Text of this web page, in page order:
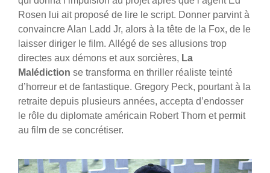
Rosen lui ait proposé de lire le script. Donner parvint à
convaincre Alan Ladd Jr, alors à la tête de la Fox, de le
laisser diriger le film. Allégé de ses allusions trop
directes aux démons et aux sorcières, La
Malédiction se transforma en thriller réaliste teinté
d’horreur et de fantastique. Gregory Peck, pourtant à la
retraite depuis plusieurs années, accepta d’endosser
le rôle du diplomate américain Robert Thorn et permit
au film de se concrétiser.